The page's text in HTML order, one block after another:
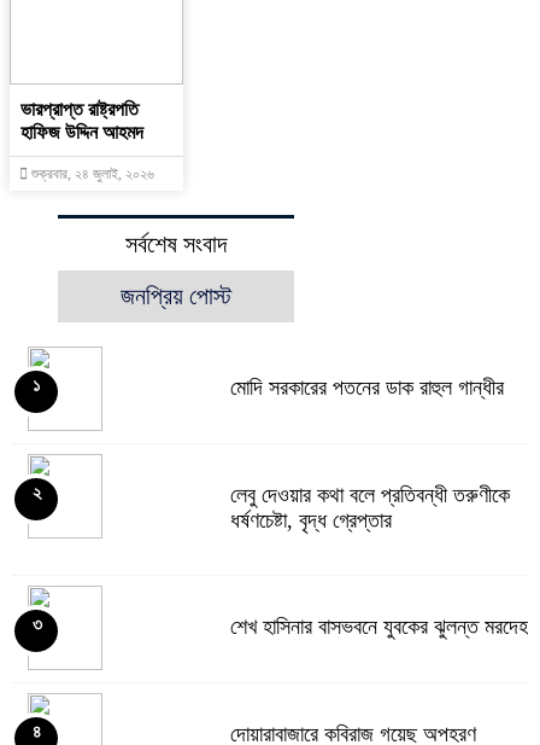
ভারপ্রাপ্ত রাষ্ট্রপতি
হাফিজ উদ্দিন আহমদ
শুক্রবার, ২৪ জুলাই, ২০২৬
সর্বশেষ সংবাদ
জনপ্রিয় পোস্ট
মোদি সরকারের পতনের ডাক রাহুল গান্ধীর
১
লেবু দেওয়ার কথা বলে প্রতিবন্ধী তরুণীকে
ধর্ষণচেষ্টা, বৃদ্ধ গ্রেপ্তার
২
শেখ হাসিনার বাসভবনে যুবকের ঝুলন্ত মরদেহ
৩
দোয়ারাবাজারে কবিরাজ গয়েছ অপহরণ
৪